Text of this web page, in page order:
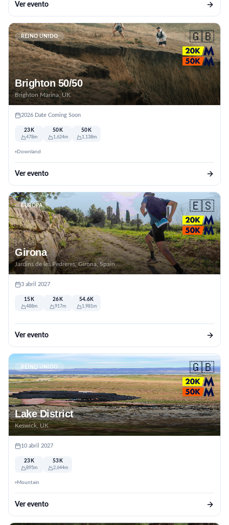
Ver evento
REINO UNIDO 🇬🇧
Brighton 50/50
Brighton Marina, UK
2026 Date Coming Soon
23K
478m
50K
1,624m
50K
1,138m
Downland
Ver evento
EUROPA 🇪🇸
Girona
Jardins de les Pedreres, Girona, Spain
3 abril 2027
15K
488m
26K
917m
54.6K
1,981m
Ver evento
REINO UNIDO 🇬🇧
Lake District
Keswick, UK
10 abril 2027
23K
895m
53K
2,644m
Mountain
Ver evento